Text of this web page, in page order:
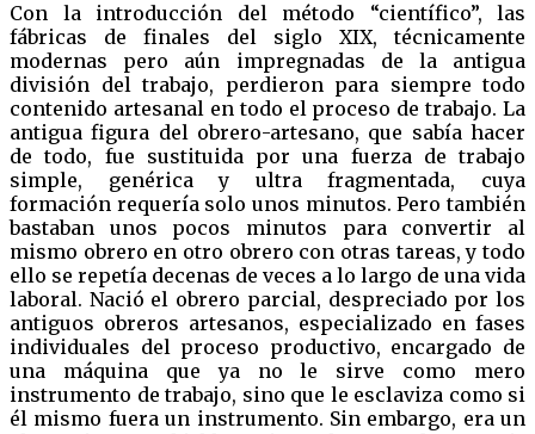
Con la introducción del método “científico”, las
fábricas de finales del siglo XIX, técnicamente
modernas pero aún impregnadas de la antigua
división del trabajo, perdieron para siempre todo
contenido artesanal en todo el proceso de trabajo. La
antigua figura del obrero-artesano, que sabía hacer
de todo, fue sustituida por una fuerza de trabajo
simple, genérica y ultra fragmentada, cuya
formación requería solo unos minutos. Pero también
bastaban unos pocos minutos para convertir al
mismo obrero en otro obrero con otras tareas, y todo
ello se repetía decenas de veces a lo largo de una vida
laboral. Nació el obrero parcial, despreciado por los
antiguos obreros artesanos, especializado en fases
individuales del proceso productivo, encargado de
una máquina que ya no le sirve como mero
instrumento de trabajo, sino que le esclaviza como si
él mismo fuera un instrumento. Sin embargo, era un